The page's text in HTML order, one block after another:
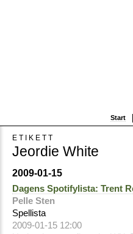
Start
ETIKETT
Jeordie White
2009-01-15
Dagens Spotifylista: Trent
Pelle Sten
Spellista
2009-01-15 12:00